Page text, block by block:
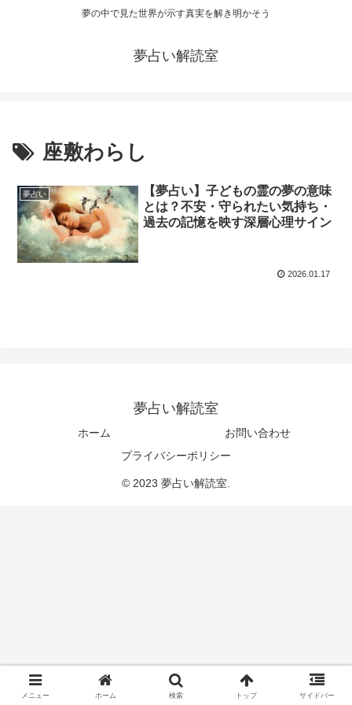
夢の中で見た世界が示す真実を解き明かそう
夢占い解読室
座敷わらし
夢占い
【夢占い】子どもの霊の夢の意味
とは？不安・守られたい気持ち・
過去の記憶を映す深層心理サイン
2026.01.17
夢占い解読室
ホーム
お問い合わせ
プライバシーポリシー
© 2023 夢占い解読室.
メニュー ホーム 検索 トップ サイドバー